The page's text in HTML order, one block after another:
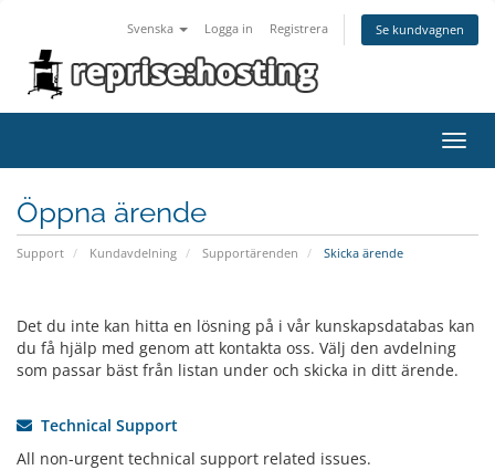
Svenska Logga in Registrera Se kundvagnen
Öppna ärende
Support Kundavdelning Supportärenden Skicka ärende
Det du inte kan hitta en lösning på i vår kunskapsdatabas kan
du få hjälp med genom att kontakta oss. Välj den avdelning
som passar bäst från listan under och skicka in ditt ärende.
Technical Support
All non-urgent technical support related issues.